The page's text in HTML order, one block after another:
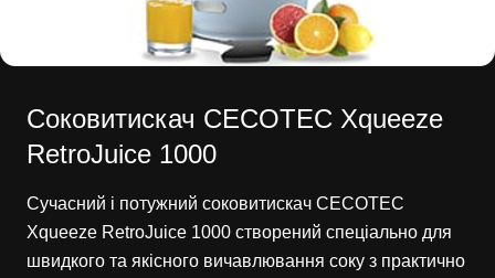
Соковитискач CECOTEC Xqueeze
RetroJuice 1000
Сучасний і потужний соковитискач CECOTEC
Xqueeze RetroJuice 1000 створений спеціально для
швидкого та якісного вичавлювання соку з практично